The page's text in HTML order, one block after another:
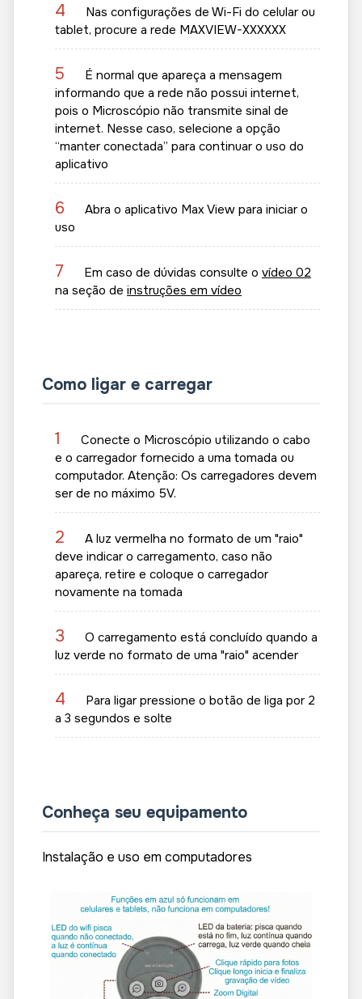
4
Nas configurações de Wi-Fi do celular ou
tablet, procure a rede MAXVIEW-XXXXXX
5
É normal que apareça a mensagem
informando que a rede não possui internet,
pois o Microscópio não transmite sinal de
internet. Nesse caso, selecione a opção
“manter conectada” para continuar o uso do
aplicativo
6
Abra o aplicativo Max View para iniciar o
uso
7 Em caso de dúvidas consulte o vídeo 02
na seção de instruções em vídeo
Como ligar e carregar
1
Conecte o Microscópio utilizando o cabo
e o carregador fornecido a uma tomada ou
computador. Atenção: Os carregadores devem
ser de no máximo 5V.
2
A luz vermelha no formato de um "raio"
deve indicar o carregamento, caso não
apareça, retire e coloque o carregador
novamente na tomada
3
O carregamento está concluído quando a
luz verde no formato de uma "raio" acender
4
Para ligar pressione o botão de liga por 2
a 3 segundos e solte
Conheça seu equipamento
Instalação e uso em computadores